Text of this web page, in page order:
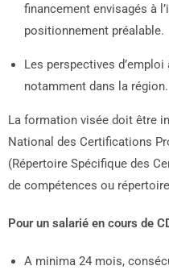
financement envisagés à
positionnement préalable.
Les perspectives
notamment dans la région.
La formation visée doit être
National des Certifications
(Répertoire Spécifique des
de compétences ou
Pour un salarié en cours de
A minima 24 mois,